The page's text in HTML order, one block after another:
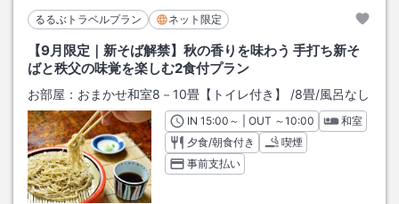
るるぶトラベルプラン ネット限定
【9月限定｜新そば解禁】秋の香りを味わう 手打ち新そ
ばと秩父の味覚を楽しむ2食付プラン
お部屋： おまかせ和室8－10畳【トイレ付き】 /8畳/風呂なし
INチェックイン
15:00 ～ | OUT チェックアウト
～10:00
和室
夕食/朝食付き
喫煙
事前支払い